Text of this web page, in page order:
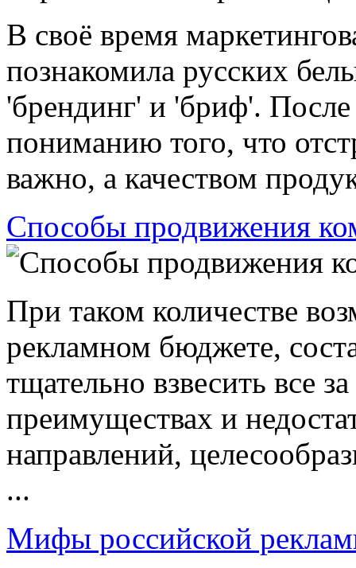
В своё время
познакомила русских
'брендинг' и 'бриф'. После
пониманию того, что
важно, а качеством
Способы продвижения
При таком количестве
рекламном бюджете,
тщательно взвесить все
преимуществах и
направлений,
...
Мифы российской